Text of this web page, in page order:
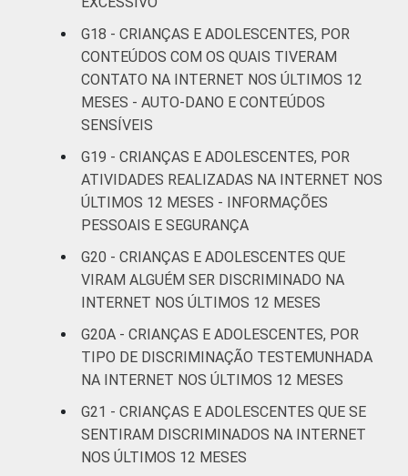
G18 - CRIANÇAS E ADOLESCENTES, POR
CONTEÚDOS COM OS QUAIS TIVERAM
CONTATO NA INTERNET NOS ÚLTIMOS 12
MESES - AUTO-DANO E CONTEÚDOS
SENSÍVEIS
G19 - CRIANÇAS E ADOLESCENTES, POR
ATIVIDADES REALIZADAS NA INTERNET NOS
ÚLTIMOS 12 MESES - INFORMAÇÕES
PESSOAIS E SEGURANÇA
G20 - CRIANÇAS E ADOLESCENTES QUE
VIRAM ALGUÉM SER DISCRIMINADO NA
INTERNET NOS ÚLTIMOS 12 MESES
G20A - CRIANÇAS E ADOLESCENTES, POR
TIPO DE DISCRIMINAÇÃO TESTEMUNHADA
NA INTERNET NOS ÚLTIMOS 12 MESES
G21 - CRIANÇAS E ADOLESCENTES QUE SE
SENTIRAM DISCRIMINADOS NA INTERNET
NOS ÚLTIMOS 12 MESES